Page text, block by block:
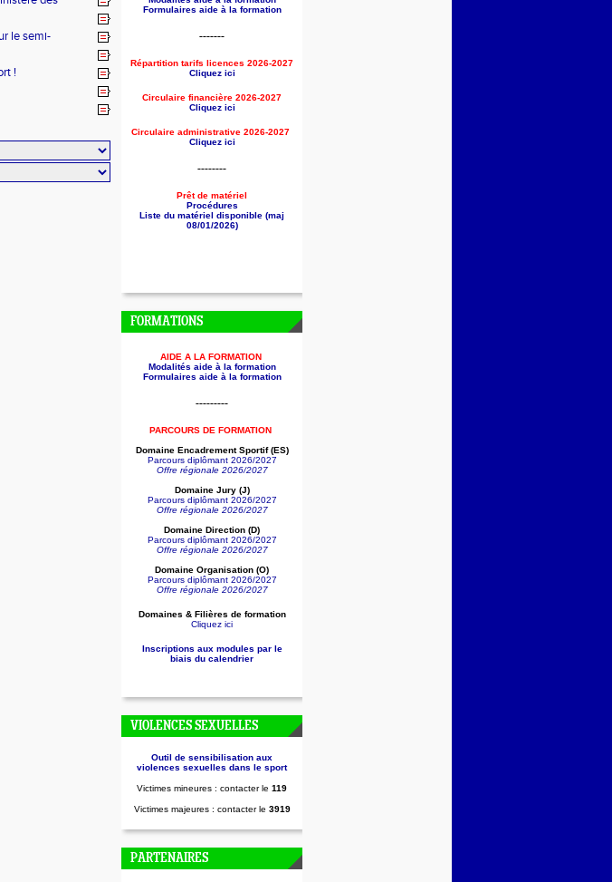
le semi-
!
Formulaires aide à la formation
-------
Répartition tarifs licences 2026-2027
Cliquez ici
Circulaire financière 2026-2027
Cliquez ici
Circulaire administrative 2026-2027
Cliquez ici
--------
Prêt de matériel
Procédures
Liste du matériel disponible (maj
08/01/2026)
FORMATIONS
AIDE A LA FORMATION
Modalités aide à la formation
Formulaires aide à la formation
---------
PARCOURS DE FORMATION
Domaine Encadrement Sportif (ES)
Parcours diplômant 2026/2027
Offre régionale 2026/2027
Domaine Jury (J)
Parcours diplômant 2026/2027
Offre régionale 2026/2027
Domaine Direction (D)
Parcours diplômant 2026/2027
Offre régionale 2026/2027
Domaine Organisation (O)
Parcours diplômant 2026/2027
Offre régionale 2026/2027
Domaines & Filières de formation
Cliquez ici
Inscriptions aux modules par le
biais du calendrier
VIOLENCES SEXUELLES
Outil de sensibilisation aux
violences sexuelles dans le sport
Victimes mineures : contacter le 119
Victimes majeures : contacter le 3919
PARTENAIRES